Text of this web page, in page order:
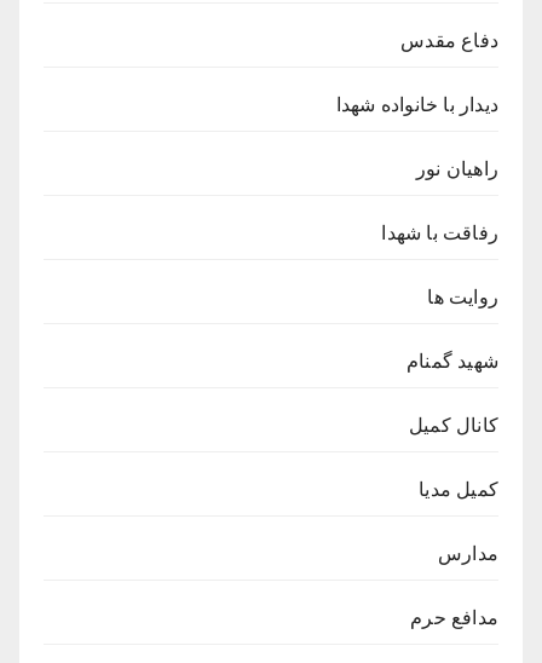
دفاع مقدس
دیدار با خانواده شهدا
راهیان نور
رفاقت با شهدا
روایت ها
شهید گمنام
کانال کمیل
کمیل مدیا
مدارس
مدافع حرم